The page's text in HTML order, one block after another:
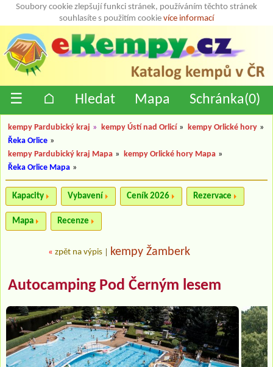
Soubory cookie zlepšují funkci stránek, používáním těchto stránek
souhlasíte s použitím cookie více informací
☰ ⌂ Hledat Mapa Schránka(0)
kempy Pardubický kraj » kempy Ústí nad Orlicí » kempy Orlické hory »
Řeka Orlice »
kempy Pardubický kraj Mapa » kempy Orlické hory Mapa »
Řeka Orlice Mapa »
Kapacity Vybavení Ceník 2026 Rezervace
Mapa Recenze
« zpět na výpis kempy Žamberk
Autocamping Pod Černým lesem